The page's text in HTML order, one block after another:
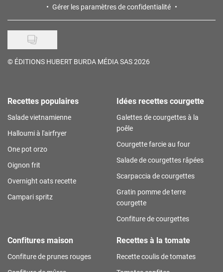
Gérer les paramètres de confidentialité
© ÉDITIONS HUBERT BURDA MÉDIA SAS 2026
Recettes populaires
Salade vietnamienne
Halloumi à l'airfryer
One pot orzo
Oignon frit
Overnight oats recette
Campari spritz
Idées recettes courgette
Galettes de courgettes à la
poêle
Courgette farcie au four
Salade de courgettes râpées
Scarpaccia de courgettes
Gratin pomme de terre
courgette
Confiture de courgettes
Confitures maison
Confiture de prunes rouges
Recettes à la tomate
Recette coulis de tomates